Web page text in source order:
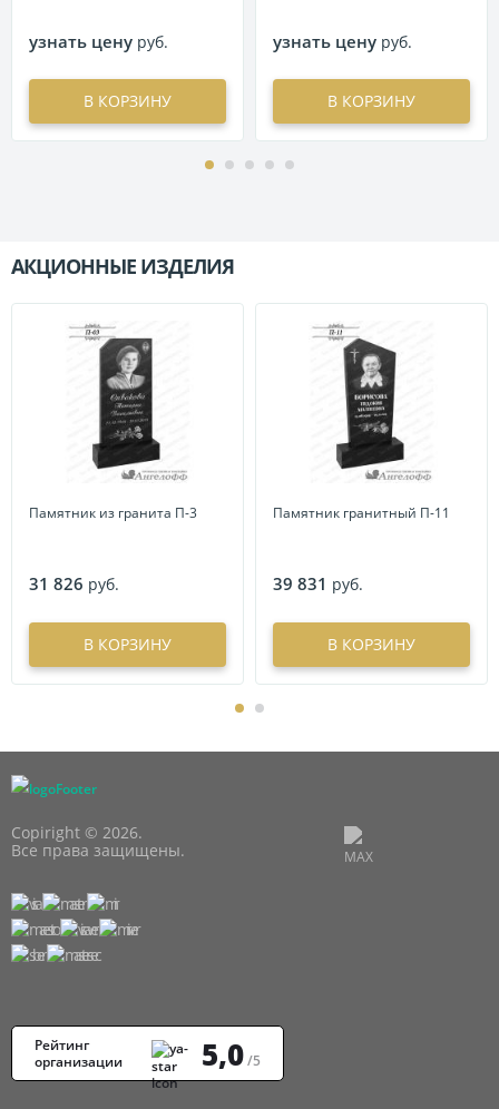
узнать цену руб.
В КОРЗИНУ
узнать цену руб.
В КОРЗИНУ
АКЦИОННЫЕ ИЗДЕЛИЯ
Памятник из гранита П-3
31 826 руб.
В КОРЗИНУ
Памятник гранитный П-11
39 831 руб.
В КОРЗИНУ
Copiright © 2026.
Все права защищены.
Рейтинг
организации
5,0/5